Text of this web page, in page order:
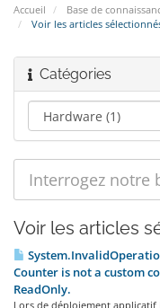
Accueil
Base de
Voir les articles
Catégories
Voir les articles
Counter is not a custom
ReadOnly.
Lors de déploiement